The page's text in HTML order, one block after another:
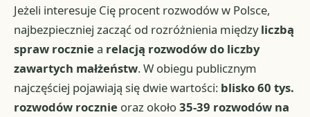
Jeżeli interesuje Cię procent rozwodów w Polsce,
najbezpieczniej zacząć od rozróżnienia międzyliczbą
spraw rocznie a relacją rozwodów do liczby
zawartych małżeństw. W obiegu publicznym
najczęściej pojawiają się dwie wartości: blisko 60 tys.
rozwodów rocznie oraz około35-39 rozwodów na